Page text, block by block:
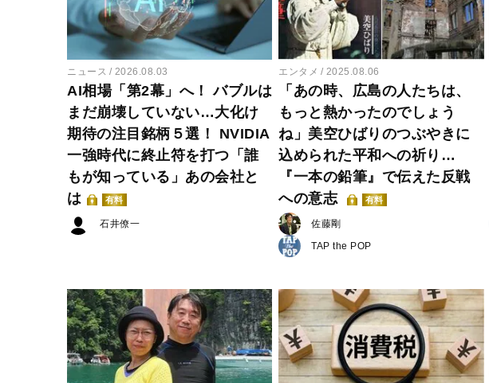
ニュース 2026.08.03
AI相場「第2幕」へ！ バブルは
まだ崩壊していない…大化け
期待の注目銘柄５選！ NVIDIA
一強時代に終止符を打つ「誰
もが知っている」あの会社と
は
有料
石井僚一
エンタメ 2025.08.06
「あの時、広島の人たちは、
もっと熱かったのでしょう
ね」美空ひばりのつぶやきに
込められた平和への祈り…
『一本の鉛筆』で伝えた反戦
への意志
有料
佐藤剛
TAP the POP